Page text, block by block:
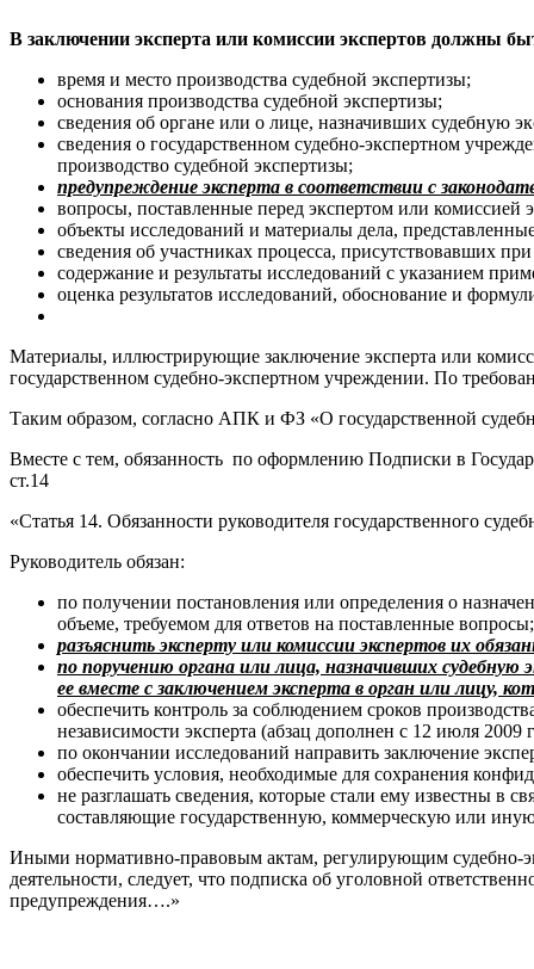
В заключении эксперта или комиссии экспертов должны
время и место производства судебной экспертизы;
основания производства судебной экспертизы;
сведения об органе или о лице, назначивших судебную
сведения о государственном судебно-экспертном
производство судебной экспертизы;
предупреждение эксперта в соответствии с
вопросы, поставленные перед экспертом или комиссией
объекты исследований и материалы дела,
сведения об участниках процесса, присутствовавших
содержание и результаты исследований с указанием
оценка результатов исследований, обоснование и
Материалы, иллюстрирующие заключение эксперта или
государственном судебно-экспертном учреждении. По
Таким образом, согласно АПК и ФЗ «О государственной
Вместе с тем, обязанность по оформлению Подписки в
ст.14
«Статья 14. Обязанности руководителя государственного
Руководитель обязан:
по получении постановления или определения о
объеме, требуемом для ответов на поставленные вопросы;
разъяснить эксперту или комиссии экспертов их
по поручению органа или лица, назначивших судебную
ее вместе с заключением эксперта в орган или лицу,
обеспечить контроль за соблюдением сроков
независимости эксперта (абзац дополнен с 12 июля
по окончании исследований направить заключение
обеспечить условия, необходимые для сохранения
не разглашать сведения, которые стали ему известны в
составляющие государственную, коммерческую или
Иными нормативно-правовым актам, регулирующим судебно-
деятельности, следует, что подписка об уголовной
предупреждения….»